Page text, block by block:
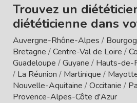
Trouvez un
diététicienne dans
Auvergne-Rhône-Alpes /
Bretagne /Centre-Val de Loire /
Guadeloupe /Guyane / Hauts-de-
/ La Réunion / Martinique /
Nouvelle-Aquitaine /Occitanie /
Provence-Alpes-Côte d'Azur